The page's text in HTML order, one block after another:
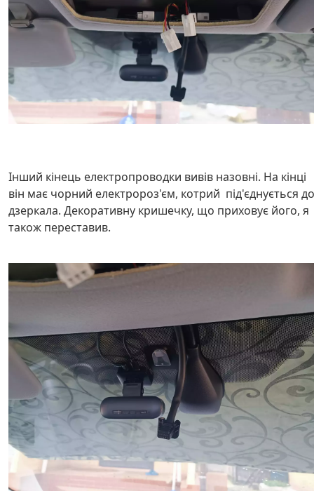
Інший кінець електропроводки вивів назовні. На кінці
він має чорний електророз'єм, котрий під'єднується до
дзеркала. Декоративну кришечку, що приховує його, я
також переставив.